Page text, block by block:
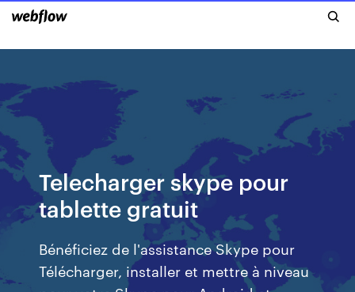
Telecharger skype pour
tablette gratuit
Bénéficiez de l'assistance Skype pour
Télécharger, installer et mettre à niveau